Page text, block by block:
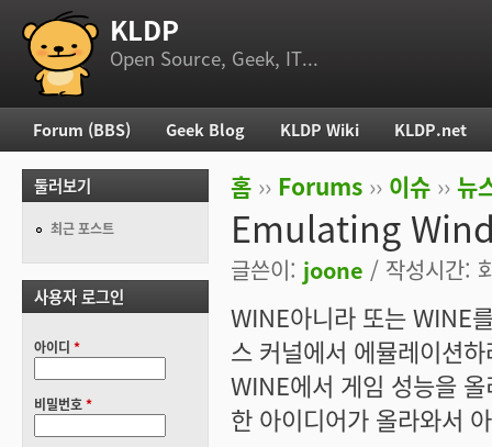
부 메뉴 KLDP
Open Source, Geek, IT...
현재 위치
홈 ›› Forums ›› 이슈 ›› 뉴
Emulating
글쓴이: joone / 작성시간:
WINE아니라 또는 WINE
스 커널에서 에뮬레이션
WINE에서 게임 성능을
한 아이디어가 올라와서
주 메뉴
Forum (BBS) Geek Blog KLDP Wiki KLDP.net
둘러보기
최근 포스트
사용자 로그인
아이디 *
비밀번호*